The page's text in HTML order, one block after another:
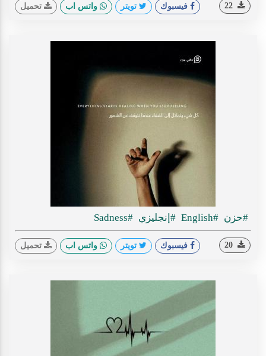
فيسبوك تويتر واتس اب تحميل
#حزن #English #إنجليزي #Sadness
فيسبوك تويتر واتس اب تحميل